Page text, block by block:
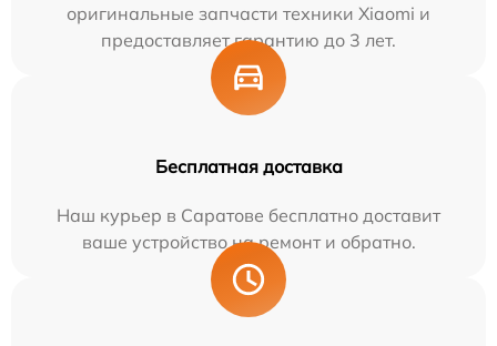
оригинальные запчасти техники Xiaomi и
предоставляет гарантию до 3 лет.
Бесплатная доставка
Наш курьер в Саратове бесплатно доставит
ваше устройство на ремонт и обратно.